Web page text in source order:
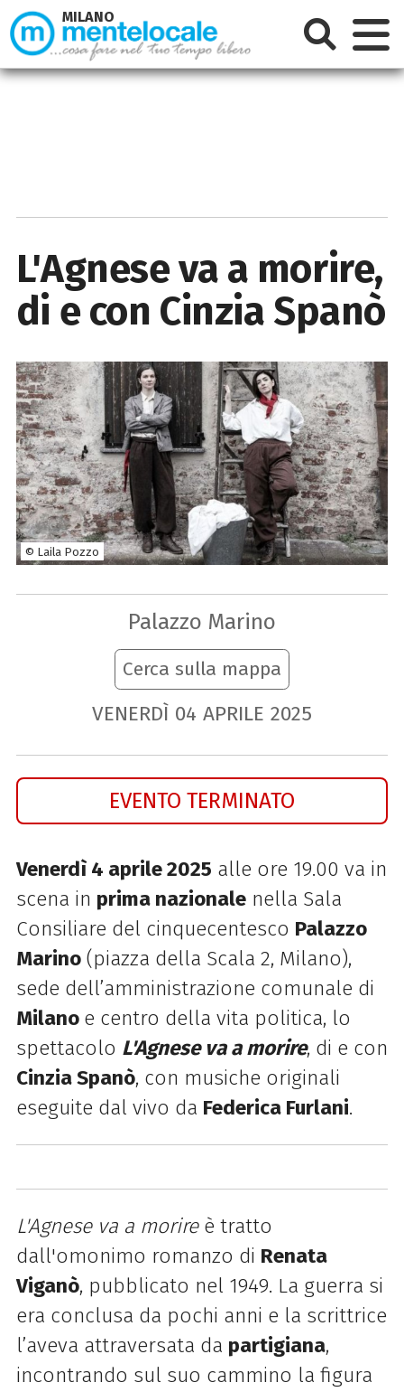
L'Agnese va a morire,
di e con Cinzia Spanò
© Laila Pozzo
Palazzo Marino
Cerca sulla mappa
VENERDÌ 04 APRILE 2025
EVENTO TERMINATO
Venerdì 4 aprile 2025 alle ore 19.00 va in
scena in prima nazionalenella Sala
Consiliare del cinquecentesco Palazzo
Marino(piazza della Scala 2, Milano),
sede dell’amministrazione comunale di
Milano e centro della vita politica, lo
spettacolo L'Agnese va a morire, di e con
Cinzia Spanò, con musiche originali
eseguite dal vivo da Federica Furlani.
L'Agnese va a morireè tratto
dall'omonimo romanzo di Renata
Viganò, pubblicato nel 1949. La guerra si
era conclusa da pochi anni e la scrittrice
l’aveva attraversata da partigiana,
incontrando sul suo cammino la figura
MILANO